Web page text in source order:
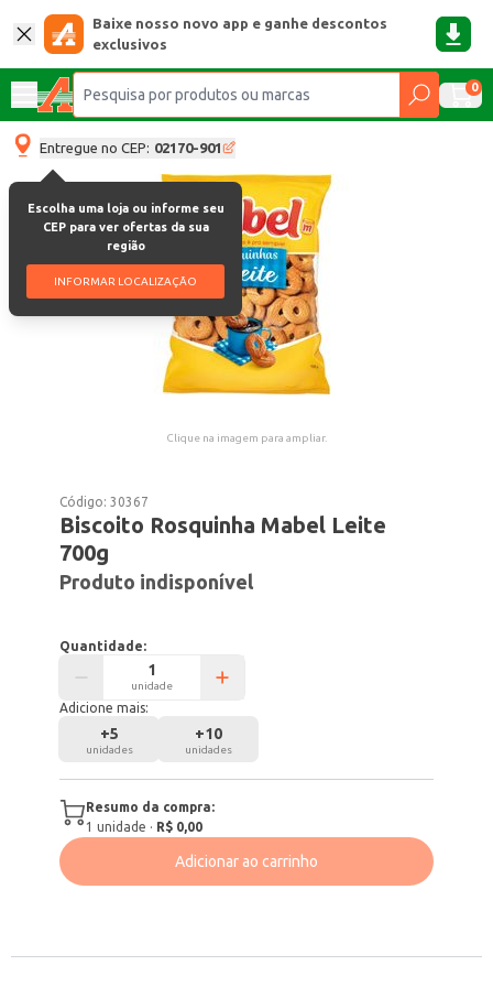
Baixe nosso novo app e ganhe descontos
exclusivos
0
Entregue no CEP: 02170-901
Escolha uma loja ou informe seu
CEP para ver ofertas da sua
região
INFORMAR LOCALIZAÇÃO
Clique na imagem para ampliar.
Código:30367
Biscoito Rosquinha Mabel Leite
700g
Produto indisponível
Quantidade:
unidade
Adicione mais:
+5
unidades
+10
unidades
Resumo da compra:
1 unidade · R$ 0,00
Adicionar ao carrinho